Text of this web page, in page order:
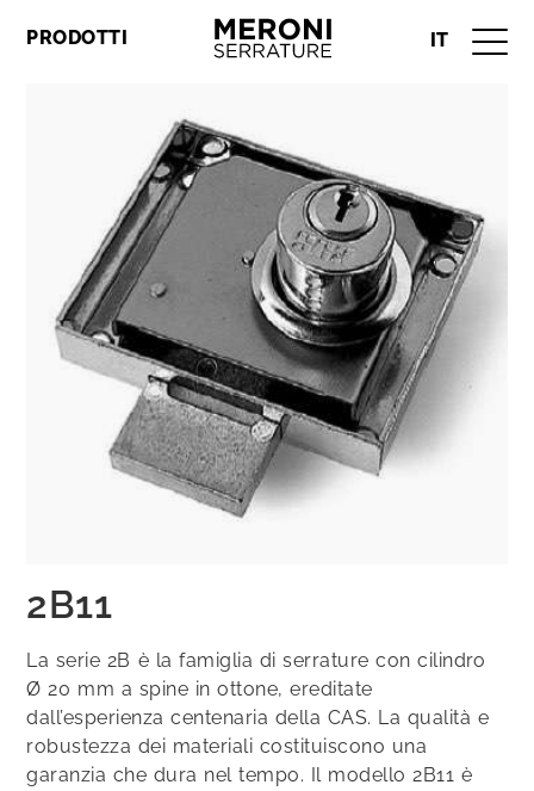
PRODOTTI IT
2B11
La serie 2B è la famiglia di serrature con cilindro
Ø 20 mm a spine in ottone, ereditate
dall’esperienza centenaria della CAS. La qualità e
robustezza dei materiali costituiscono una
garanzia che dura nel tempo. Il modello 2B11 è